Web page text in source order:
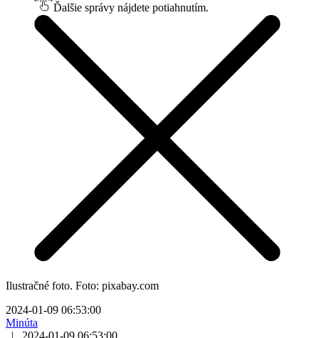
Ďalšie správy nájdete potiahnutím.
Ilustračné foto. Foto: pixabay.com
2024-01-09 06:53:00
Minúta
|
2024-01-09 06:53:00